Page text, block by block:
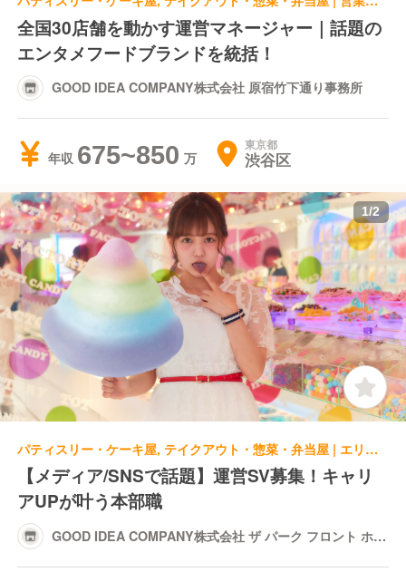
全国30店舗を動かす運営マネージャー｜話題の
エンタメフードブランドを統括！
GOOD IDEA COMPANY株式会社 原宿竹下通り事務所
年収 675~850 東京都
渋谷区
1/2
パティスリー・ケーキ屋, テイクアウト・惣菜・弁当屋 | エリアマネージャー | GOOD IDEA COMPANY株式会社 ザ パーク フロント ホテル店
【メディア/SNSで話題】運営SV募集！キャリ
アUPが叶う本部職
GOOD IDEA COMPANY株式会社 ザ パーク フロント ホテ